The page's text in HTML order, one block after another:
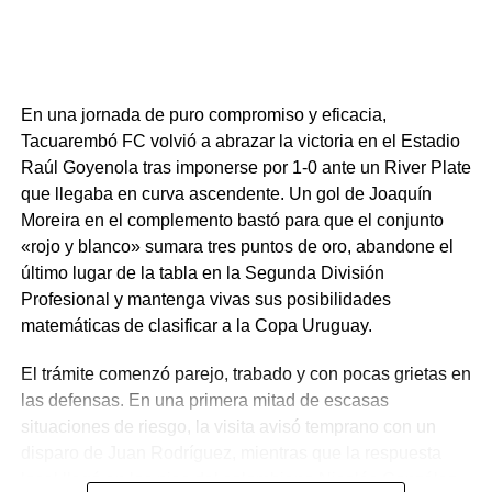
En una jornada de puro compromiso y eficacia,
Tacuarembó FC volvió a abrazar la victoria en el Estadio
Raúl Goyenola tras imponerse por 1-0 ante un River Plate
que llegaba en curva ascendente. Un gol de Joaquín
Moreira en el complemento bastó para que el conjunto
«rojo y blanco» sumara tres puntos de oro, abandone el
último lugar de la tabla en la Segunda División
Profesional y mantenga vivas sus posibilidades
matemáticas de clasificar a la Copa Uruguay.
El trámite comenzó parejo, trabado y con pocas grietas en
las defensas. En una primera mitad de escasas
situaciones de riesgo, la visita avisó temprano con un
local llegó en los pies del colombiano Nicolás González,